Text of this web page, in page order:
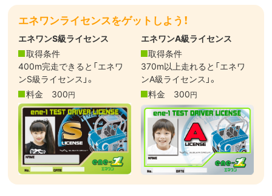
エネワンライセンスをゲットしよう！
エネワンS級ライセンス
取得条件
400m完走できると「エネワ
ンS級ライセンス」。
料金
300円
エネワンA級ライセンス
取得条件
370m以上走れると「エネワ
ンA級ライセンス」。
料金
300円